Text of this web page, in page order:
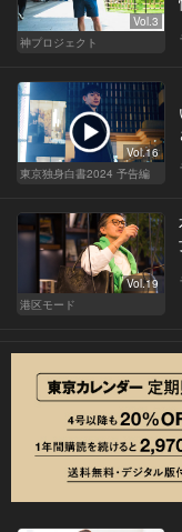
Vol.3
神プロジェクト
Vol.16
東京独身白書2024 予告編
Vol.19
港区モード